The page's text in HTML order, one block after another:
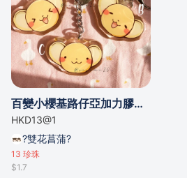
百變小櫻基路仔亞加力膠吊飾/魔卡少女櫻 庫洛魔法使 小可亞克力膠吊飾
HKD13@1
?雙花菖蒲?
13 珍珠
$1.7